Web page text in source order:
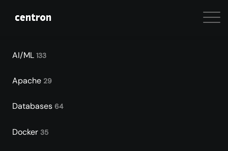
AI/ML 133
Apache 29
Databases 64
Docker 35